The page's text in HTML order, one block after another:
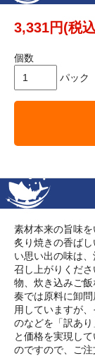
3,331円(税
個数
パック
素材本来の旨味を
炙り焼きの香ば
い思い出の味は
召し上がりくだ
物、炊き込みご
奏では原料に卸
用していますが
のなどを「訳あ
と価格を実現し
のですので、ご